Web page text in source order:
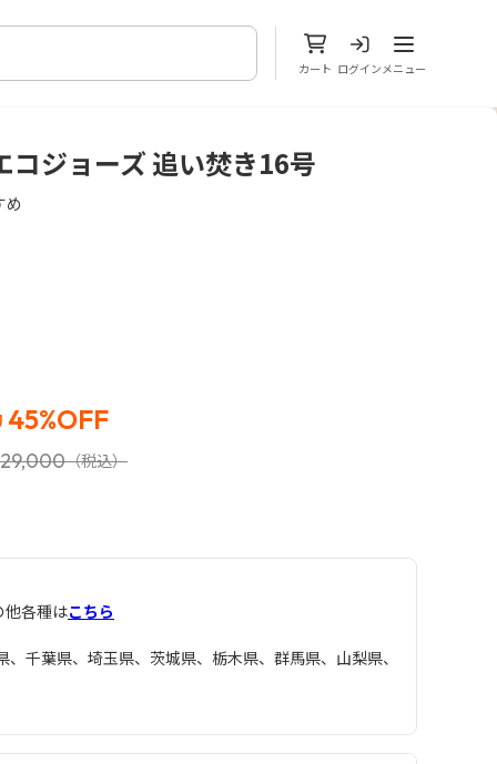
カート ログイン
メニューを開
メニュー
コジョーズ 追い焚き16号
め
45%OFF
（税込）
各種はこちら
千葉県、埼玉県、茨城県、栃木県、群馬県、山梨県、